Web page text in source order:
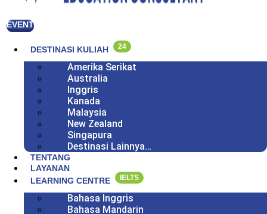
EVENT
DESTINASI KULIAH 24
Amerika Serikat
Australia
Inggris
Kanada
Malaysia
New Zealand
Singapura
Destinasi Lainnya…
TENTANG
LAYANAN
LEARNING CENTRE
IELTS
Bahasa Inggris
Bahasa Mandarin